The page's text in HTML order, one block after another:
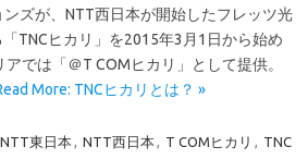
ンズが、NTT西日本が開始したフレッツ光
TNCヒカリ」を2015年3月1日から始め
では「＠T COMヒカリ」として提供。
More: TNCヒカリとは？ »
NTT東日本, NTT西日本, T COMヒカリ , TNC